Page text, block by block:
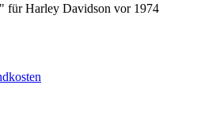
für Harley Davidson vor 1974